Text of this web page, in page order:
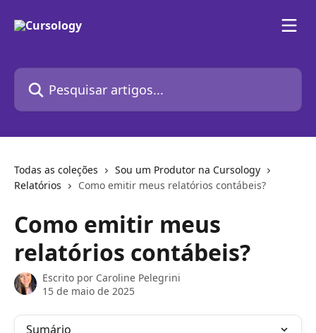
Pesquisar artigos...
Todas as coleções
Sou um Produtor na Cursology
Relatórios
Como emitir meus relatórios contábeis?
Como emitir meus
relatórios contábeis?
Escrito por Caroline Pelegrini
15 de maio de 2025
Sumário